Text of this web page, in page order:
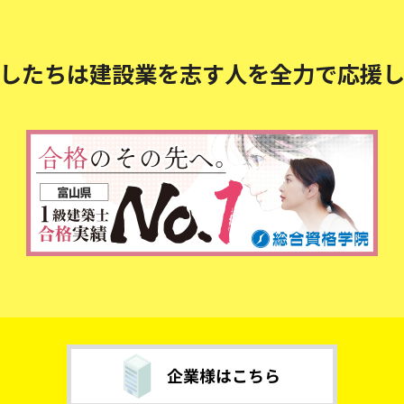
たちは建設業を志す人を全力で応援